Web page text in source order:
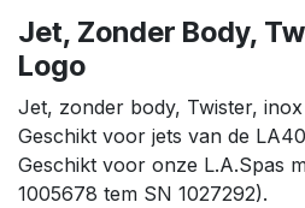
Jet, Zonder Body,
Logo
Jet, zonder body, Twister,
Geschikt voor jets van de
Geschikt voor onze L.A.Spas
1005678 tem SN 1027292).